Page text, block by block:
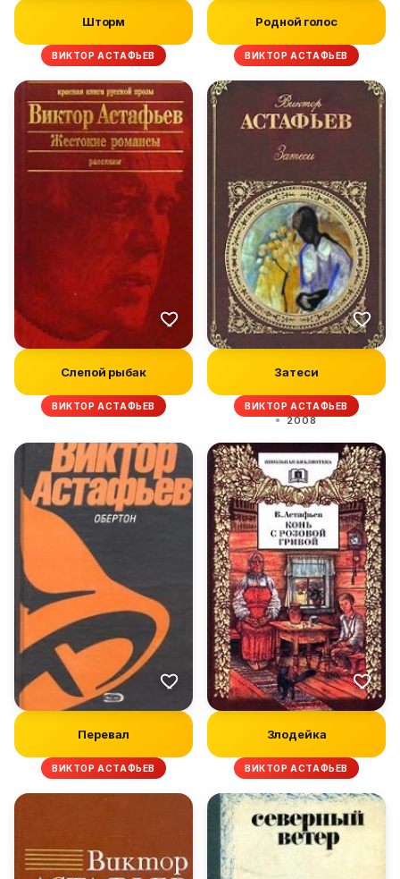
Шторм
ВИКТОР АСТАФЬЕВ
Родной голос
ВИКТОР АСТАФЬЕВ
Слепой рыбак
ВИКТОР АСТАФЬЕВ
Затеси
ВИКТОР АСТАФЬЕВ
2008
Перевал
ВИКТОР АСТАФЬЕВ
Злодейка
ВИКТОР АСТАФЬЕВ